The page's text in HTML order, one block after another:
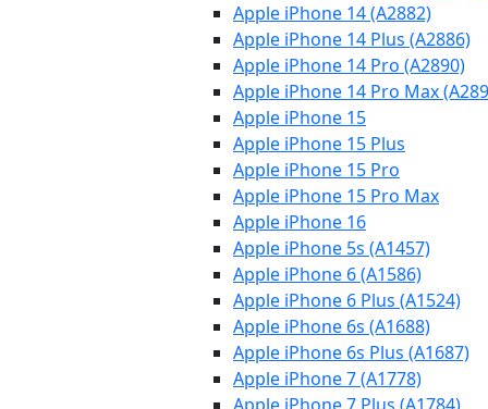
Apple iPhone 14 (A2882)
Apple iPhone 14 Plus (A2886)
Apple iPhone 14 Pro (A2890)
Apple iPhone 14 Pro Max
Apple iPhone 15
Apple iPhone 15 Plus
Apple iPhone 15 Pro
Apple iPhone 15 Pro Max
Apple iPhone 16
Apple iPhone 5s (A1457)
Apple iPhone 6 (A1586)
Apple iPhone 6 Plus (A1524)
Apple iPhone 6s (A1688)
Apple iPhone 6s Plus (A1687)
Apple iPhone 7 (A1778)